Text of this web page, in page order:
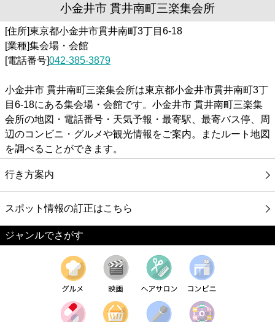
小金井市 貫井南町三楽集会所
[住所]東京都小金井市貫井南町3丁目6-18
[業種]集会場・会館
[電話番号]042-385-3879
小金井市 貫井南町三楽集会所は東京都小金井市貫井南町3丁
目6-18にある集会場・会館です。小金井市 貫井南町三楽集
会所の地図・電話番号・天気予報・最寄駅、最寄バス停、周
辺のコンビニ・グルメや観光情報をご案内。またルート地図
を調べることができます。
行き方案内
スポット情報の訂正はこちら
ジャンルでさがす